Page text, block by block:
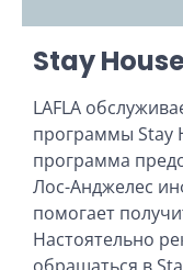
Stay
LAFLA
программы Stay
программа
Лос-Анджелес
помогает
Настоятельно